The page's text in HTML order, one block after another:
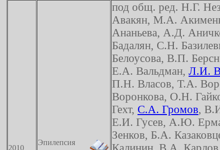
2010
Эпилепсия
под общ. ред. Н.Г.
Авакян, М.А.
Ананьева, А.Д.
Бадалян, С.Н.
Белоусова, В.П.
Е.А. Вальдман, Л.И.
П.Н. Власов, Т.А.
Воронкова, О.Н.
Гехт, С.А. Громов,
Е.И. Гусев, А.Ю.
Зенков, Б.А.